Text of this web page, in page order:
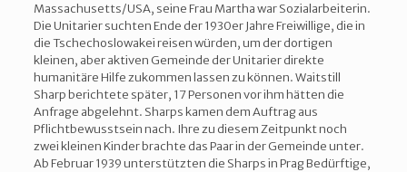
Massachusetts/USA, seine Frau Martha war Sozialarbeiterin.
Die Unitarier suchten Ende der 1930er Jahre Freiwillige, die in
die Tschechoslowakei reisen würden, um der dortigen
kleinen, aber aktiven Gemeinde der Unitarier direkte
humanitäre Hilfe zukommen lassen zu können. Waitstill
Sharp berichtete später, 17 Personen vor ihm hätten die
Anfrage abgelehnt. Sharps kamen dem Auftrag aus
Pflichtbewusstsein nach. Ihre zu diesem Zeitpunkt noch
zwei kleinen Kinder brachte das Paar in der Gemeinde unter.
Ab Februar 1939 unterstützten die Sharps in Prag Bedürftige,